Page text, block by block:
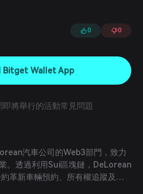
性的交匯點。
0 0
Bitget Wallet App
即將舉行的活動常見問題
汽車公司的Web3部門，致力
。透過利用Sui區塊鏈，DeLorean
革新車輛預約、所有權追蹤及用